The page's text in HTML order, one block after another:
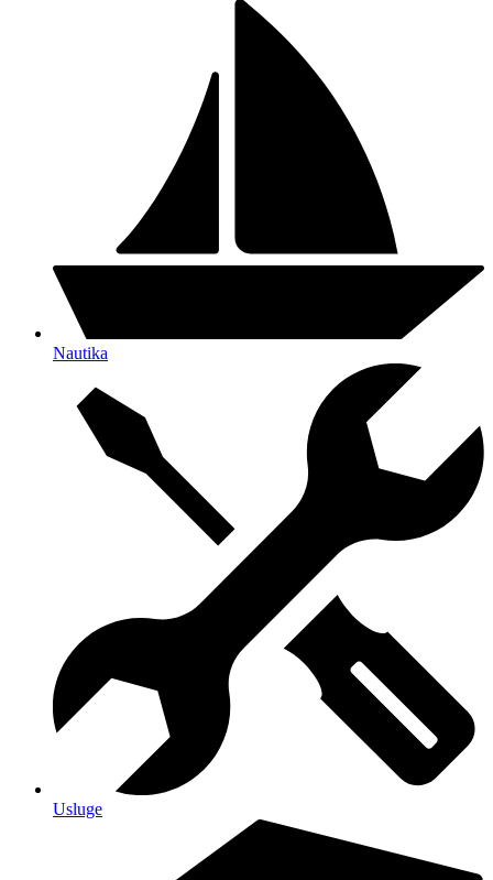
Nautika
Usluge